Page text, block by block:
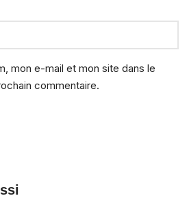
mon e-mail et mon site dans le
commentaire.